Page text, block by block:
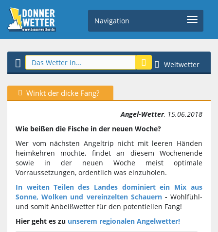
Navigation
Weltwetter
Winkt der dicke Fang?
Angel-Wetter, 15.06.2018
Wie beißen die Fische in der neuen Woche?
Wer vom nächsten Angeltrip nicht mit leeren Händen
heimkehren möchte, findet an diesem Wochenende
sowie in der neuen Woche meist optimale
Vorraussetzungen, ordentlich was einzuholen.
In weiten Teilen des Landes dominiert ein Mix aus
Sonne, Wolken und vereinzelten Schauern- Wohlfühl-
und somit Anbeißwetter für den potentiellen Fang!
Hier geht es zu unserem regionalen Angelwetter!